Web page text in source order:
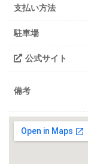
支払い方法
駐車場
公式サイト
備考